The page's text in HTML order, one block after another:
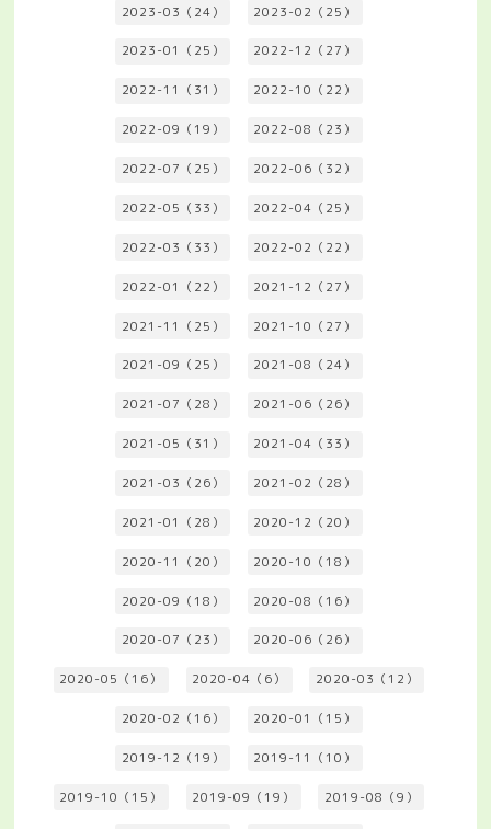
2023-03（24） 2023-02（25）
2023-01（25） 2022-12（27）
2022-11（31） 2022-10（22）
2022-09（19） 2022-08（23）
2022-07（25） 2022-06（32）
2022-05（33） 2022-04（25）
2022-03（33） 2022-02（22）
2022-01（22） 2021-12（27）
2021-11（25） 2021-10（27）
2021-09（25） 2021-08（24）
2021-07（28） 2021-06（26）
2021-05（31） 2021-04（33）
2021-03（26） 2021-02（28）
2021-01（28） 2020-12（20）
2020-11（20） 2020-10（18）
2020-09（18） 2020-08（16）
2020-07（23） 2020-06（26）
2020-05（16） 2020-04（6） 2020-03（12）
2020-02（16） 2020-01（15）
2019-12（19） 2019-11（10）
2019-10（15） 2019-09（19） 2019-08（9）